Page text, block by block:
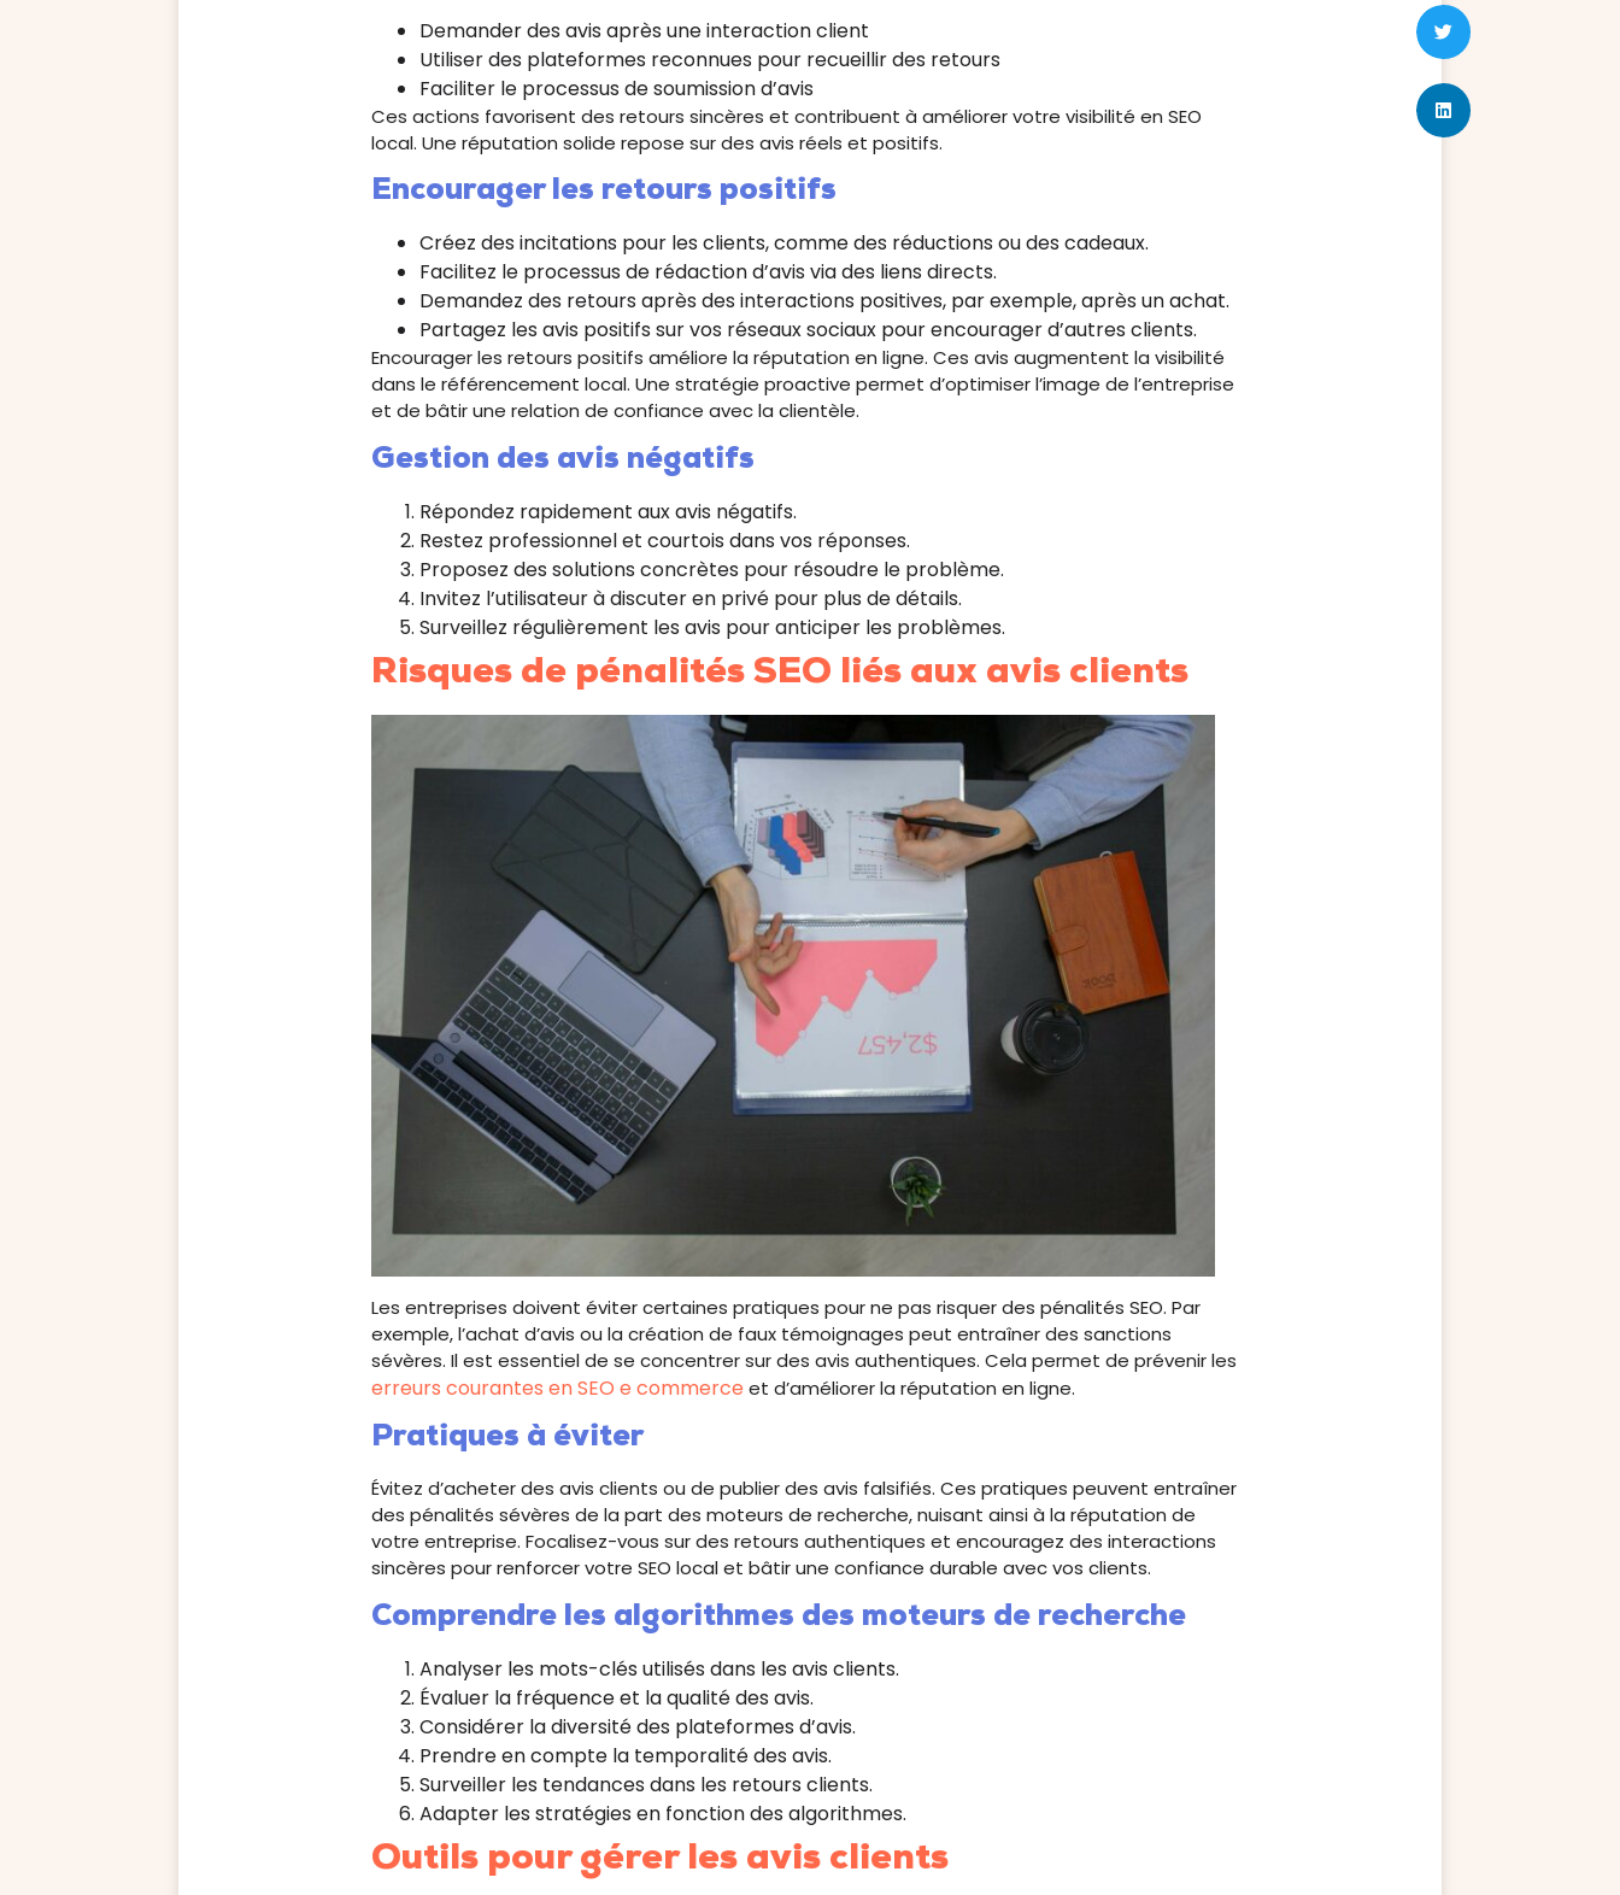
Demander des avis après une interaction client
Utiliser des plateformes reconnues pour recueillir des retours
Faciliter le processus de soumission d’avis
Ces actions favorisent des retours sincères et contribuent à améliorer votre visibilité en SEO
local. Une réputation solide repose sur des avis réels et positifs.
Encourager les retours positifs
Créez des incitations pour les clients, comme des réductions ou des cadeaux.
Facilitez le processus de rédaction d’avis via des liens directs.
Demandez des retours après des interactions positives, par exemple, après un achat.
Partagez les avis positifs sur vos réseaux sociaux pour encourager d’autres clients.
Encourager les retours positifs améliore la réputation en ligne. Ces avis augmentent la visibilité
dans le référencement local. Une stratégie proactive permet d’optimiser l’image de l’entreprise
et de bâtir une relation de confiance avec la clientèle.
Gestion des avis négatifs
Répondez rapidement aux avis négatifs.
Restez professionnel et courtois dans vos réponses.
Proposez des solutions concrètes pour résoudre le problème.
Invitez l’utilisateur à discuter en privé pour plus de détails.
Surveillez régulièrement les avis pour anticiper les problèmes.
Risques de pénalités SEO liés aux avis clients
Les entreprises doivent éviter certaines pratiques pour ne pas risquer des pénalités SEO. Par
exemple, l’achat d’avis ou la création de faux témoignages peut entraîner des sanctions
sévères. Il est essentiel de se concentrer sur des avis authentiques. Cela permet de prévenir les
erreurs courantes en SEO e commerce et d’améliorer la réputation en ligne.
Pratiques à éviter
Évitez d’acheter des avis clients ou de publier des avis falsifiés. Ces pratiques peuvent entraîner
des pénalités sévères de la part des moteurs de recherche, nuisant ainsi à la réputation de
votre entreprise. Focalisez-vous sur des retours authentiques et encouragez des interactions
sincères pour renforcer votre SEO local et bâtir une confiance durable avec vos clients.
Comprendre les algorithmes des moteurs de recherche
Analyser les mots-clés utilisés dans les avis clients.
Évaluer la fréquence et la qualité des avis.
Considérer la diversité des plateformes d’avis.
Prendre en compte la temporalité des avis.
Surveiller les tendances dans les retours clients.
Adapter les stratégies en fonction des algorithmes.
Outils pour gérer les avis clients